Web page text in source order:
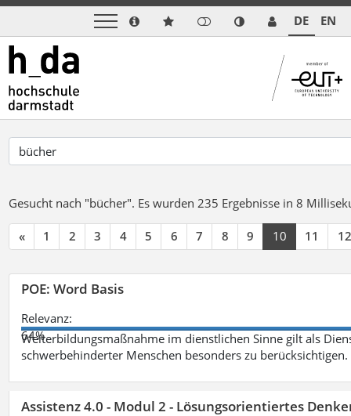
DE EN
Gesucht nach "bücher". Es wurden 235 Ergebnisse in 8
« 1 2 3 4 5 6 7 8 9 10 11 12
POE: Word Basis
Relevanz:
64%
Weiterbildungsmaßnahme im dienstlichen Sinne gilt als
schwerbehinderter Menschen besonders zu berücksichtigen.
Assistenz 4.0 - Modul 2 - Lösungsorientiertes